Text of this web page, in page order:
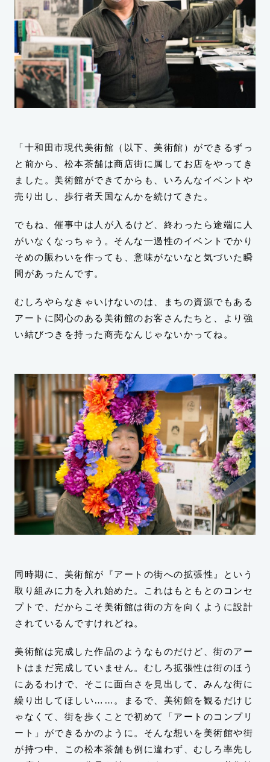
「十和田市現代美術館（以下、美術館）ができるずっ
と前から、松本茶舗は商店街に属してお店をやってき
ました。美術館ができてからも、いろんなイベントや
売り出し、歩行者天国なんかを続けてきた。
でもね、催事中は人が入るけど、終わったら途端に人
がいなくなっちゃう。そんな一過性のイベントでかり
そめの賑わいを作っても、意味がないなと気づいた瞬
間があったんです。
むしろやらなきゃいけないのは、まちの資源でもある
アートに関心のある美術館のお客さんたちと、より強
い結びつきを持った商売なんじゃないかってね。
同時期に、美術館が『アートの街への拡張性』という
取り組みに力を入れ始めた。これはもともとのコンセ
プトで、だからこそ美術館は街の方を向くように設計
されているんですけれどね。
美術館は完成した作品のようなものだけど、街のアー
トはまだ完成していません。むしろ拡張性は街のほう
にあるわけで、そこに面白さを見出して、みんな街に
繰り出してほしい……。まるで、美術館を観るだけじ
ゃなくて、街を歩くことで初めて「アートのコンプリ
ート」ができるかのように。そんな想いを美術館や街
が持つ中、この松本茶舗も例に違わず、むしろ率先し